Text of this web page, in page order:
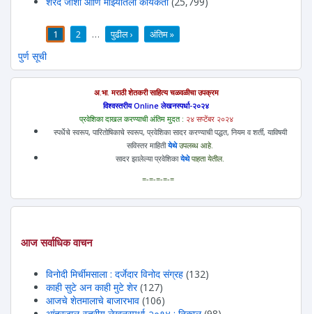
1 2 … पुढील › अंतिम »
पुर्ण सूची
अ.भा. मराठी शेतकरी साहित्य चळवळीचा उपक्रम
विश्वस्तरीय Online लेखनस्पर्धा-२०२४
प्रवेशिका दाखल करण्याची अंतिम मुदत : २४ सप्टेंबर २०२४
स्पर्धेचे स्वरूप, पारितोषिकाचे स्वरूप, प्रवेशिका सादर करण्याची पद्धत, नियम व शर्ती, याविषयी
सविस्तर माहितीयेथेउपलब्ध आहे.
सादर झालेल्या प्रवेशिकायेथेपाहता येतील.
=-=-=-=-=
आज सर्वाधिक वाचन
विनोदी मिर्चीमसाला : दर्जेदार विनोद संग्रह (132)
काही सुटे अन काही मुटे शेर (127)
आजचे शेतमालाचे बाजारभाव (106)